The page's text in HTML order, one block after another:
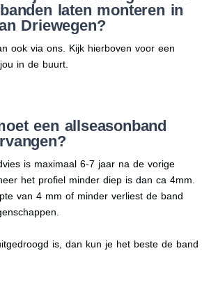
laten monteren in
Driewegen?
ook via ons. Kijk hierboven voor een
in de buurt.
een allseasonband
is maximaal 6-7 jaar na de vorige
het profiel minder diep is dan ca 4mm.
van 4 mm of minder verliest de band
is, dan kun je het beste de band